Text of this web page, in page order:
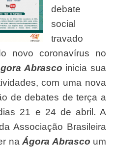
debate
social
travado
novo coronavírus no
Abrasco inicia sua
com uma nova
de debates de terça a
21 e 24 de abril. A
Associação Brasileira
na Ágora Abrasco um